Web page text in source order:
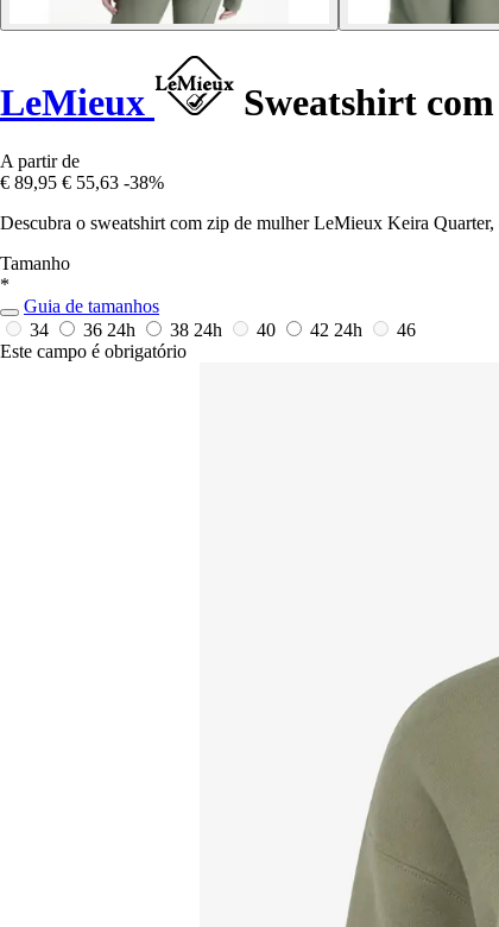
LeMieux Sweatshirt
A partir de
€ 89,95 € 55,63 -38%
Descubra o sweatshirt com zip de mulher LeMieux Keira Quarter,
Tamanho
*
Guia de tamanhos
34
36 24h 38 24h 40 42 24h
46
Este campo é obrigatório